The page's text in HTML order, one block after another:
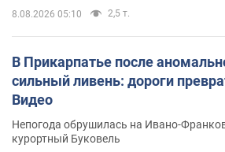
8.08.2026 05:10 2,5 т.
В Прикарпатье после
сильный ливень: дороги
Видео
Непогода обрушилась на Ивано-
курортный Буковель